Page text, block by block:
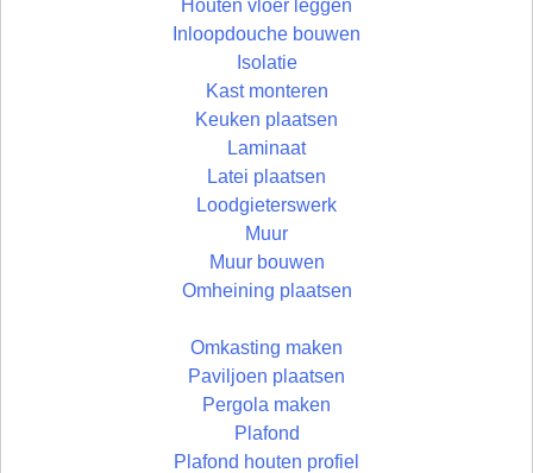
Houten vloer leggen
Inloopdouche bouwen
Isolatie
Kast monteren
Keuken plaatsen
Laminaat
Latei plaatsen
Loodgieterswerk
Muur
Muur bouwen
Omheining plaatsen
Omkasting maken
Paviljoen plaatsen
Pergola maken
Plafond
Plafond houten profiel